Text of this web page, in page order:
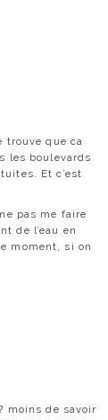
trouve que ca
les boulevards
Et c’est
pas me faire
de l’eau en
moment, si on
moins de savoir